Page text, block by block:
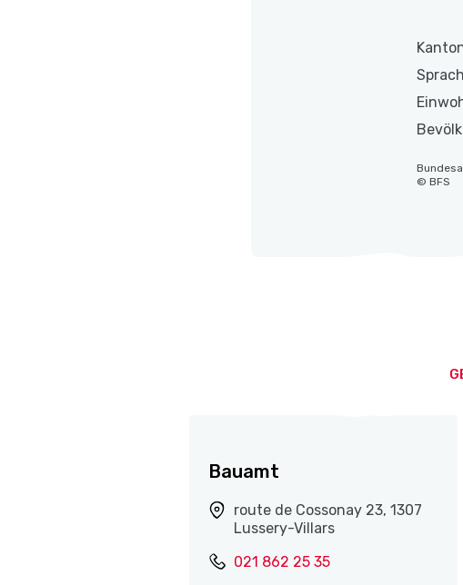
© BFS
Bauamt
route de Cossonay 23, 1307
Lussery-Villars
021 862 25 35